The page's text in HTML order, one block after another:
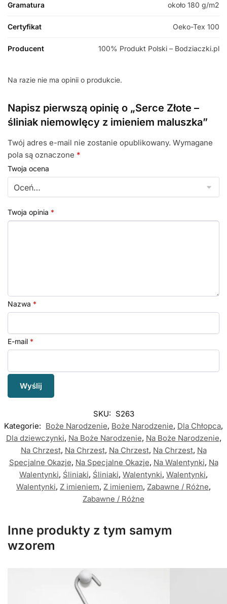
Gramatura około 180 g/m2
Certyfikat Oeko-Tex 100
Producent 100% Produkt Polski – Bodziaczki.pl
Na razie nie ma opinii o produkcie.
Napisz pierwszą opinię o „Serce Złote –
śliniak niemowlęcy z imieniem maluszka”
Twój adres e-mail nie zostanie opublikowany. Wymagane
pola są oznaczone *
Twoja ocena
Twoja opinia *
Nazwa *
E-mail *
SKU: S263
Kategorie: Boże Narodzenie, Boże Narodzenie, Dla Chłopca,
Dla dziewczynki, Na Boże Narodzenie, Na Boże Narodzenie,
Na Chrzest, Na Chrzest, Na Chrzest, Na Chrzest, Na
Specjalne Okazje, Na Specjalne Okazje, Na Walentynki, Na
Walentynki, Śliniaki, Śliniaki, Walentynki, Walentynki,
Walentynki, Z imieniem, Z imieniem, Zabawne / Różne,
Zabawne / Różne
Inne produkty z tym samym
wzorem